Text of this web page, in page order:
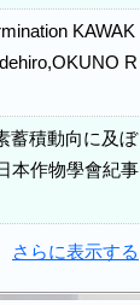
KAWAK
R
蓄積動向に及ぼ
本作物學會紀事
さらに表示する